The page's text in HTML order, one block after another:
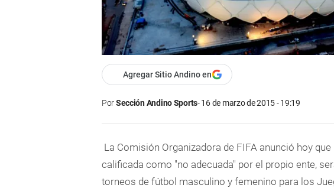
Agregar Sitio Andino en
PorSección Andino Sports 16 de marzo de 2015 - 19:19
La Comisión Organizadora de FIFA anunció hoy
calificada como "no adecuada" por el propio ente,
torneos de fútbol masculino y femenino para los